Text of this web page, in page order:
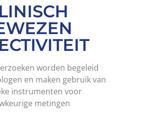
worden begeleid
en maken gebruik van
instrumenten voor
metingen